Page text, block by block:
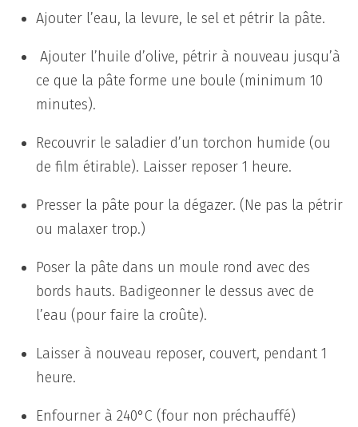
Ajouter l’eau, la levure, le sel et pétrir la pâte.
Ajouter l’huile d’olive, pétrir à nouveau jusqu’à
ce que la pâte forme une boule (minimum 10
minutes).
Recouvrir le saladier d’un torchon humide (ou
de film étirable). Laisser reposer 1 heure.
Presser la pâte pour la dégazer. (Ne pas la pétrir
ou malaxer trop.)
Poser la pâte dans un moule rond avec des
bords hauts. Badigeonner le dessus avec de
l’eau (pour faire la croûte).
Laisser à nouveau reposer, couvert, pendant 1
heure.
Enfourner à 240°C (four non préchauffé)